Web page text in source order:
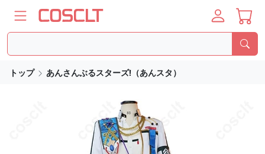
トップ あんさんぶるスターズ!（あんスタ）